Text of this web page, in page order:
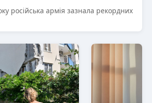
російська армія зазнала рекордних